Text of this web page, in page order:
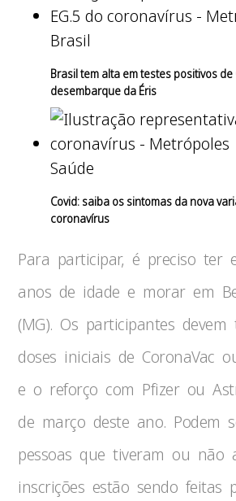
Brasil
Brasil tem alta em testes positivos de
desembarque da Éris
Saúde
Covid: saiba os sintomas da nova
coronavírus
Para participar, é preciso ter
anos de idade e morar em
(MG). Os participantes
doses iniciais de CoronaVac
e o reforço com Pfizer ou
de março deste ano. Podem
pessoas que tiveram ou não
inscrições estão sendo feitas